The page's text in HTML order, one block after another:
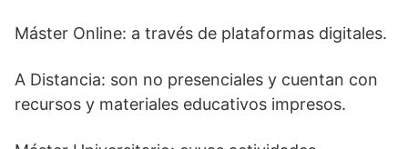
Máster Online: a través de plataformas digitales.
A Distancia: son no presenciales y cuentan con
recursos y materiales educativos impresos.